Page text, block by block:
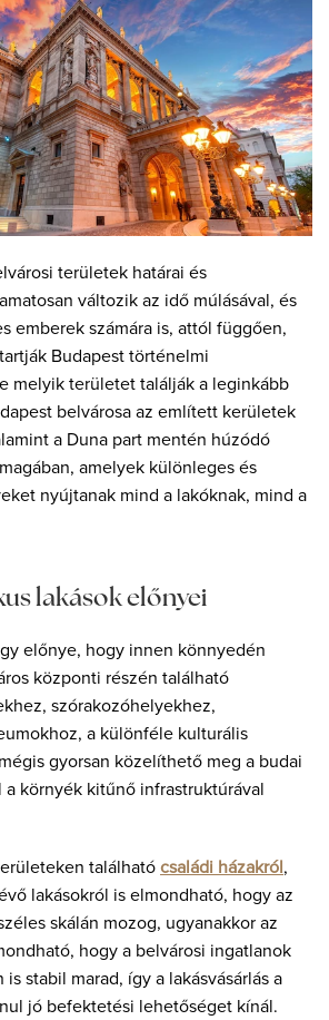
területek határai és
változik az idő múlásával, és
emberek számára is, attól függően,
Budapest történelmi
melyik területet találják a leginkább
belvárosa az említett kerületek
a Duna part mentén húzódó
amelyek különleges és
nyújtanak mind a lakóknak, mind a
lakások előnyei
előnye, hogy innen könnyedén
központi részén található
szórakozóhelyekhez,
a különféle kulturális
gyorsan közelíthető meg a budai
környék kitűnő infrastruktúrával
találhatócsaládi házakról,
lakásokról is elmondható, hogy az
skálán mozog, ugyanakkor az
hogy a belvárosi ingatlanok
stabil marad, így a lakásvásárlás a
jó befektetési lehetőséget kínál.